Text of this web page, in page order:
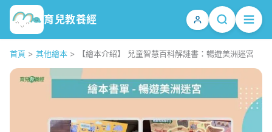
育兒教養經
首頁 > 其他繪本 > 【繪本介紹】 兒童智慧百科解謎書：暢遊美洲迷宮